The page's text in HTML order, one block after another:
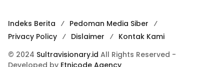
Indeks Berita
Pedoman Media Siber
Privacy Policy
Dislaimer
Kontak Kami
© 2024 Sultravisionary.id All Rights Reserved -